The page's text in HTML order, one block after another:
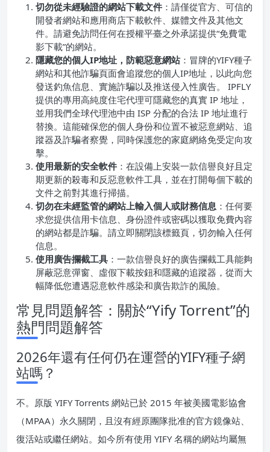
切勿從未經驗證的網站下載文件 ：請僅從官方、可信的
開發者網站和應用商店下載軟件、媒體文件及其他文
件。請避免訪問任何在授權平臺之外承諾提供“免費電
影下載”的網站。
隱藏您的個人IP地址，防範惡意網站：冒牌的YIFY種子
網站和其他詐騙頁面會追蹤您的個人IP地址，以此向您
發送釣魚信息、實施詐騙以及推送侵入性廣告。 IPFLY
提供的專用高純度住宅代理可隱藏您的真實 IP 地址，
並用我們全球代理池中由 ISP 分配的合法 IP 地址進行
替換。這能確保您的個人身份和位置不被惡意網站、追
蹤器及詐騙者察覺，同時保護您的家庭網絡免受定向攻
擊。
使用最新的安全軟件 ：在設備上安裝一款信譽良好且定
期更新的殺毒和反惡意軟件工具，並在打開每個下載的
文件之前對其進行掃描。
切勿在未經監管的網站上輸入個人或財務信息 ：任何要
求您提供信用卡信息、身份證件或密碼以獲取免費內容
的網站都是詐騙。請立即關閉該標籤頁，切勿輸入任何
信息。
使用廣告攔截工具 ：一款信譽良好的廣告攔截工具能夠
屏蔽惡意彈窗、虛假下載按鈕和隱藏的追蹤器，從而大
幅降低您遭遇惡意軟件感染和廣告欺詐的風險。
常見問題解答：關於“Yify Torrent”的
熱門問題解答
2026年還有任何仍在運營的YIFY種子網
站嗎？
不。原版 YIFY Torrents 網站已於 2015 年被美國電影協會
（MPAA）永久關閉，且沒有經原團隊批准的官方鏡像站、
復活站或繼任網站。如今所有使用 YIFY 名稱的網站均屬無